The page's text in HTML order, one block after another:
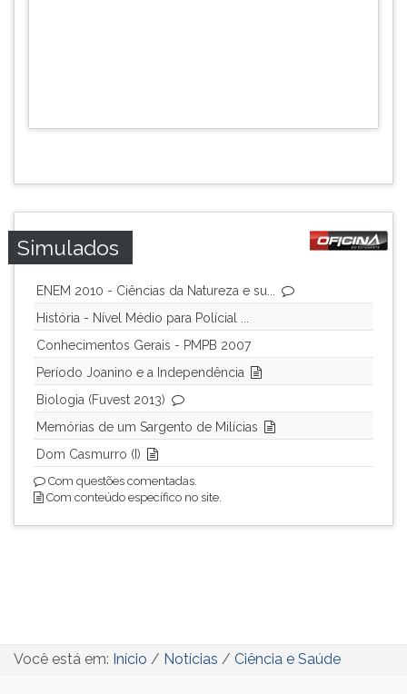
Simulados
ENEM 2010 - Ciências da Natureza e su...
História - Nível Médio para Polícial ...
Conhecimentos Gerais - PMPB 2007
Período Joanino e a Independência
Biologia (Fuvest 2013)
Memórias de um Sargento de Milícias
Dom Casmurro (I)
Com questões comentadas.
Com conteúdo específico no site.
Você está em: Início / Notícias / Ciência e Saúde